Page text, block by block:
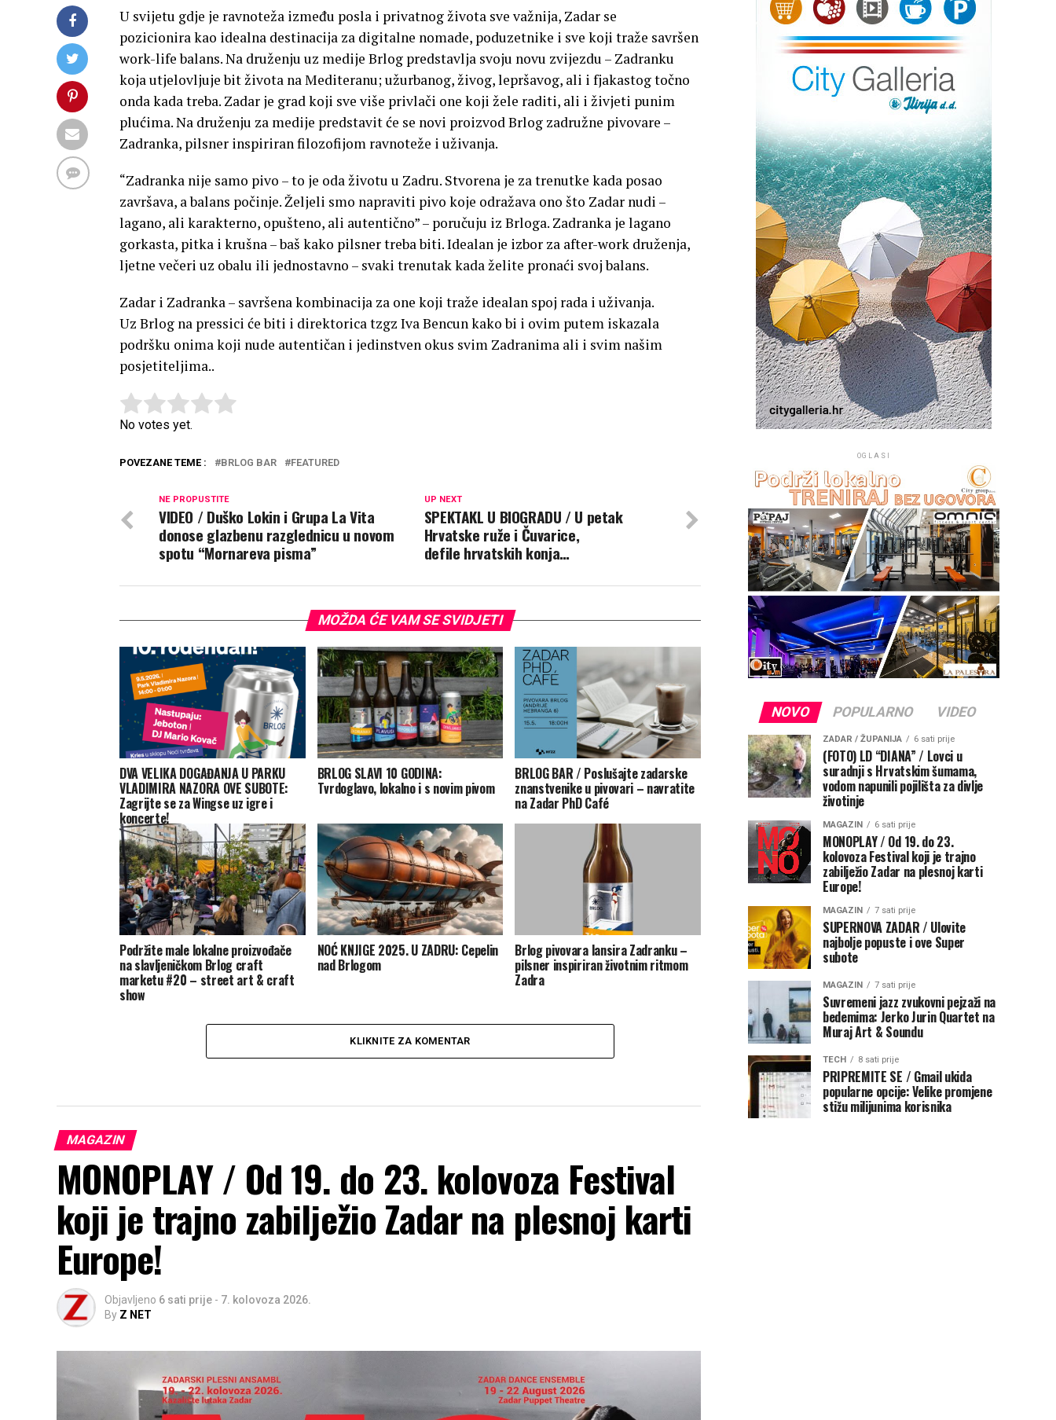
U svijetu gdje je ravnoteža između posla i privatnog života sve važnija, Zadar se
pozicionira kao idealna destinacija za digitalne nomade, poduzetnike i sve koji traže savršen
work-life balans. Na druženju uz medije Brlog predstavlja svoju novu zvijezdu – Zadranku
koja utjelovljuje bit života na Mediteranu; užurbanog, živog, lepršavog, ali i fjakastog točno
onda kada treba. Zadar je grad koji sve više privlači one koji žele raditi, ali i živjeti punim
plućima. Na druženju za medije predstavit će se novi proizvod Brlog zadružne pivovare –
Zadranka, pilsner inspiriran filozofijom ravnoteže i uživanja.
“Zadranka nije samo pivo – to je oda životu u Zadru. Stvorena je za trenutke kada posao
završava, a balans počinje. Željeli smo napraviti pivo koje odražava ono što Zadar nudi –
lagano, ali karakterno, opušteno, ali autentično” – poručuju iz Brloga. Zadranka je lagano
gorkasta, pitka i krušna – baš kako pilsner treba biti. Idealan je izbor za after-work druženja,
ljetne večeri uz obalu ili jednostavno – svaki trenutak kada želite pronaći svoj balans.
Zadar i Zadranka – savršena kombinacija za one koji traže idealan spoj rada i uživanja.
Uz Brlog na pressici će biti i direktorica tzgz Iva Bencun kako bi i ovim putem iskazala
podršku onima koji nude autentičan i jedinstven okus svim Zadranima ali i svim našim
posjetiteljima..
Rate this item:
No votes yet.
POVEZANE TEME : BRLOG BAR FEATURED
UP NEXT
SPEKTAKL U BIOGRADU / U petak
Hrvatske ruže i Čuvarice,
defile hrvatskih konja…
NE PROPUSTITE
VIDEO / Duško Lokin i Grupa La Vita
donose glazbenu razglednicu u novom
spotu “Mornareva pisma”
MOŽDA ĆE VAM SE SVIDJETI
DVA VELIKA DOGAĐANJA U PARKU
VLADIMIRA NAZORA OVE SUBOTE:
Zagrijte se za Wingse uz igre i
koncerte!
BRLOG SLAVI 10 GODINA:
Tvrdoglavo, lokalno i s novim pivom
BRLOG BAR / Poslušajte zadarske
znanstvenike u pivovari – navratite
na Zadar PhD Café
Podržite male lokalne proizvođače
na slavljeničkom Brlog craft
marketu #20 – street art & craft
show
NOĆ KNJIGE 2025. U ZADRU: Cepelin
nad Brlogom
Brlog pivovara lansira Zadranku –
pilsner inspiriran životnim ritmom
Zadra
KLIKNITE ZA KOMENTAR
MAGAZIN
MONOPLAY / Od 19. do 23. kolovoza Festival
koji je trajno zabilježio Zadar na plesnoj karti
Europe!
Objavljeno 6 sati prije - 7. kolovoza 2026.
By Z NET
OGLASI
NOVO POPULARNO VIDEO
ZADAR / ŽUPANIJA 6 sati prije
(FOTO) LD “DIANA” / Lovci u
suradnji s Hrvatskim šumama,
vodom napunili pojilišta za divlje
životinje
MAGAZIN 6 sati prije
MONOPLAY / Od 19. do 23.
kolovoza Festival koji je trajno
zabilježio Zadar na plesnoj karti
Europe!
MAGAZIN 7 sati prije
SUPERNOVA ZADAR / Ulovite
najbolje popuste i ove Super
subote
MAGAZIN 7 sati prije
Suvremeni jazz zvukovni pejzaži na
bedemima: Jerko Jurin Quartet na
Muraj Art & Soundu
TECH 8 sati prije
PRIPREMITE SE / Gmail ukida
popularne opcije: Velike promjene
stižu milijunima korisnika